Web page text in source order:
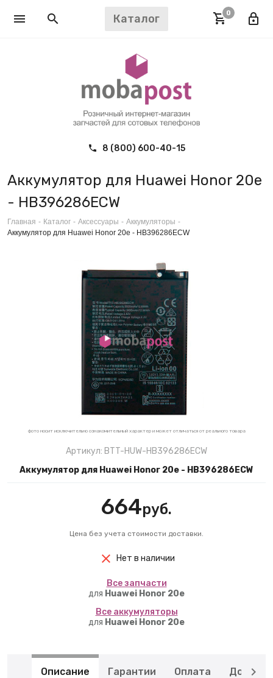
Каталог 0
8 (800) 600-40-15
Аккумулятор для Huawei Honor 20e
- HB396286ECW
Главная - Каталог - Аксессуары - Аккумуляторы -
Аккумулятор для Huawei Honor 20e - HB396286ECW
фото носит исключительно ознакомительный характер и может отличаться от реального товара
Артикул: BTT-HUW-HB396286ECW
Аккумулятор для Huawei Honor 20e - HB396286ECW
664руб.
Цена без учета стоимости доставки.
Нет в наличии
Вcе запчасти
для Huawei Honor 20e
Вcе аккумуляторы
для Huawei Honor 20e
Описание Гарантии Оплата